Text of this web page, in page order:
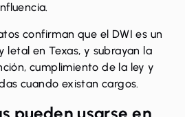
confirman que el DWI es un
letal en Texas, y subrayan la
cumplimiento de la ley y
cuando existan cargos.